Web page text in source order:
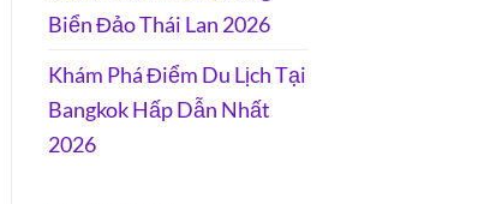
Biển Đảo Thái Lan 2026
Khám Phá Điểm Du Lịch Tại
Bangkok Hấp Dẫn Nhất
2026